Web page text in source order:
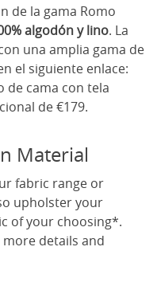
de la gama Romo
algodón y lino. La
una amplia gama de
el siguiente enlace:
de cama con tela
de €179.
Material
fabric range or
upholster your
of your choosing*.
details and